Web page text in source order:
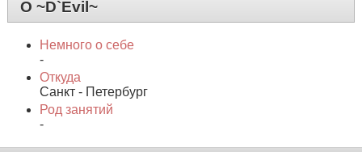
О ~D`Evil~
Немного о себе
-
Откуда
Санкт - Петербург
Род занятий
-